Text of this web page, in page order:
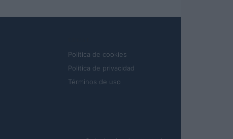
Política de cookies
Política de privacidad
Términos de uso